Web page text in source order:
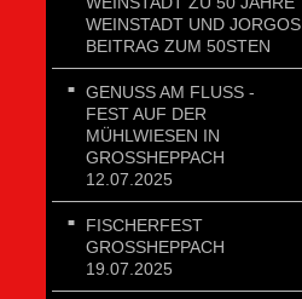
WEINSTADT UND JORGOS
BEITRAG ZUM 50STEN
GENUSS AM FLUSS - FE
ST AUF DER MÜ
HLWIESEN IN GR
OSSHEPPACH 12.
07.2025
FISCHERFEST
GROSSHEPPACH 1
9.07.2025